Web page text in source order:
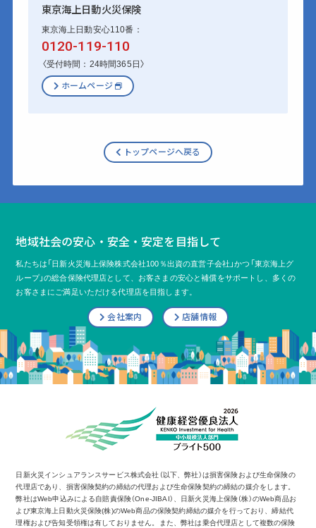
東京海上日動火災保険
東京海上日動安心110番：
0120-119-110
〈受付時間：24時間365日〉
ホームページ
トップページへ戻る
地域社会の安心・安全・安定を目指して
私たちは「日新火災海上保険株式会社100％出資の直営子会社」かつ「東京海上グ
ループ」の総合保険代理店として、 お客さまの安心と補償をサポートし、多くの
お客さまにご満足いただける代理店を目指します。
会社案内 店舗情報
日新火災インシュアランスサービス株式会社（以下、弊社）は損害保険および生命保険の
代理店であり、損害保険契約の締結の代理および生命保険契約の締結の媒介をします。
弊社はWeb申込みによる自賠責保険（One-JIBAI）、日新火災海上保険（株）のWeb商品お
よび東京海上日動火災保険(株)のWeb商品の保険契約締結の媒介を行っており、締結代
理権および告知受領権は有しておりません。また、弊社は乗合代理店として複数の保険